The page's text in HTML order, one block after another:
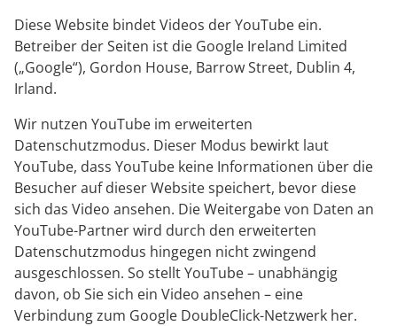
Diese Website bindet Videos der YouTube ein.
Betreiber der Seiten ist die Google Ireland Limited
(„Google“), Gordon House, Barrow Street, Dublin 4,
Irland.
Wir nutzen YouTube im erweiterten
Datenschutzmodus. Dieser Modus bewirkt laut
YouTube, dass YouTube keine Informationen über die
Besucher auf dieser Website speichert, bevor diese
sich das Video ansehen. Die Weitergabe von Daten an
YouTube-Partner wird durch den erweiterten
Datenschutzmodus hingegen nicht zwingend
ausgeschlossen. So stellt YouTube – unabhängig
davon, ob Sie sich ein Video ansehen – eine
Verbindung zum Google DoubleClick-Netzwerk her.